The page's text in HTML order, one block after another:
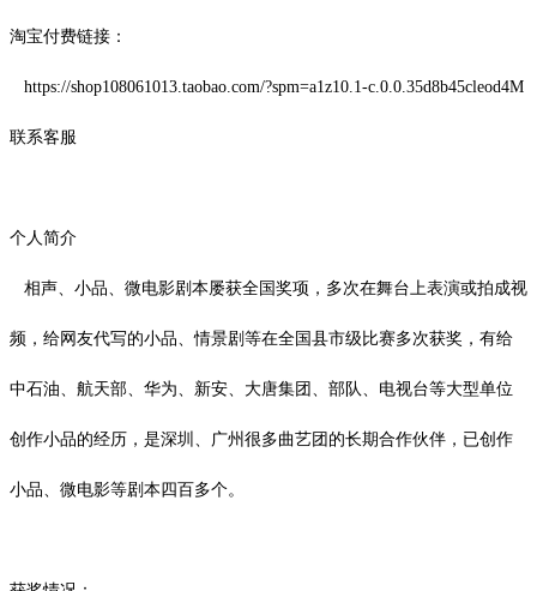
淘宝付费链接：
https://shop108061013.taobao.com/?spm=a1z10.1-c.0.0.35d8b45cleod4M
联系客服
个人简介
相声、小品、微电影剧本屡获全国奖项，多次在舞台上表演或拍成视
频，给网友代写的小品、情景剧等在全国县市级比赛多次获奖，有给
中石油、航天部、华为、新安、大唐集团、部队、电视台等大型单位
创作小品的经历，是深圳、广州很多曲艺团的长期合作伙伴，已创作
小品、微电影等剧本四百多个。